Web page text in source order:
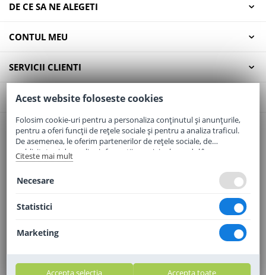
DE CE SA NE ALEGETI
CONTUL MEU
SERVICII CLIENTI
CONTACT
Email:office@elaptepraf.ro
Telefon:0745-964-449
Adresa:Sos. Borsului, Nr. 20, Oradea, Jud. Bihor
Acest website foloseste cookies
Folosim cookie-uri pentru a personaliza conținutul și anunțurile,
pentru a oferi funcții de rețele sociale și pentru a analiza traficul.
De asemenea, le oferim partenerilor de rețele sociale, de
publicitate și de analize informații cu privire la modul în care
folosiți site-ul nostru. Aceștia le pot combina cu alte informații
Citeste mai mult
Necesare
Statistici
Marketing
Accepta selectia Accepta toate